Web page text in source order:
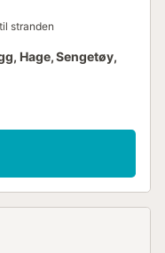
stranden
Hage, Sengetøy,